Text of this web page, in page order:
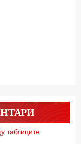
таблиците